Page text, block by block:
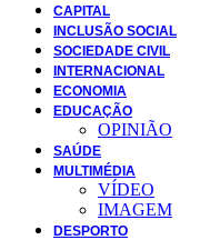
CAPITAL
INCLUSÃO SOCIAL
SOCIEDADE CIVIL
INTERNACIONAL
ECONOMIA
EDUCAÇÃO
OPINIÃO
SAÚDE
MULTIMÉDIA
VÍDEO
IMAGEM
DESPORTO